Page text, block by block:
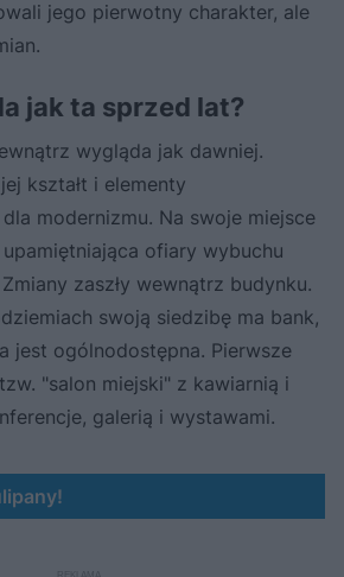
jego pierwotny charakter, ale
jak ta sprzed lat?
wygląda jak dawniej.
kształt i elementy
modernizmu. Na swoje miejsce
ofiary wybuchu
zaszły wewnątrz budynku.
swoją siedzibę ma bank,
jest ogólnodostępna. Pierwsze
"salon miejski" z kawiarnią i
galerią i wystawami.